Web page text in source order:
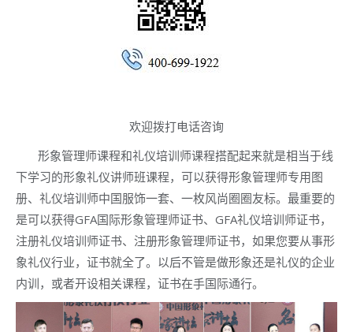
欢迎拨打电话咨询
形象管理师课程和礼仪培训师课程搭配起来就是相当于线
下学习的形象礼仪讲师班课程，可以获得形象管理师专用图
册、礼仪培训师中国服饰一套、一枚风尚圈圈友标。最重要的
是可以获得GFA国际形象管理师证书、GFA礼仪培训师证书，
注册礼仪培训师证书、注册形象管理师证书，如果您要从事形
象礼仪行业，证书就全了。以后不管是做形象还是礼仪的企业
内训，或者开设相关课程，证书在手国际通行。